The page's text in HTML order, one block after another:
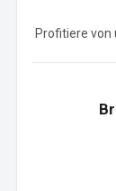
Profitiere von